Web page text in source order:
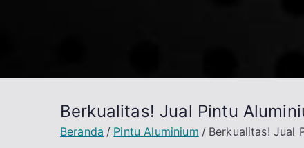
Berkualitas! Jual Pintu
Beranda Pintu Aluminium Berkualitas! Jual